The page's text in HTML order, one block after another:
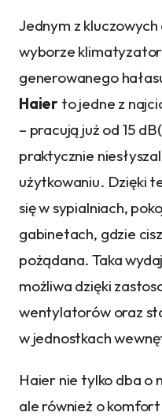
Jednym z
wyborze
generowanego
Haier to jedne z
– pracują już od 15
praktycznie
użytkowaniu. Dzięki
się w sypialniach,
gabinetach, gdzie
pożądana. Taka
możliwa dzięki
wentylatorów oraz
w jednostkach
Haier nie tylko dba o
ale również o